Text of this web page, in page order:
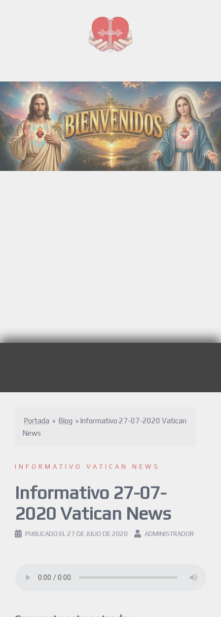
Portada » Blog » Informativo 27-07-2020 Vatican
News
INFORMATIVO VATICAN NEWS
Informativo 27-07-
2020 Vatican News
PUBLICADO EL 27 DE JULIO DE 2020 ADMINISTRADOR